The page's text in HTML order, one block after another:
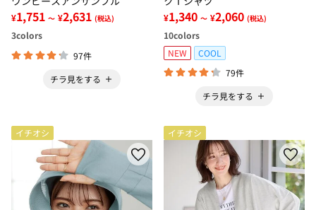
¥1,751 ～ ¥2,631 (税込)
3colors
97件
チラ見をする
¥1,340 ～ ¥2,060 (税込)
10colors
NEW
COOL
79件
チラ見をする
イチオシ イチオシ